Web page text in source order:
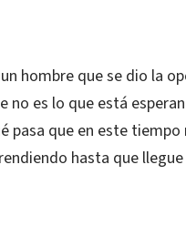
hombre que se dio la
es lo que está
pasa que en este
hasta que